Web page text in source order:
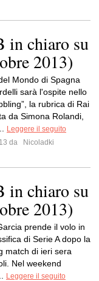
in chiaro su
2013)
Mondo di Spagna
sarà l'ospite nello
la rubrica di Rai
da Simona Rolandi,
Leggere il seguito
da
Nicoladki
in chiaro su
2013)
prende il volo in
di Serie A dopo la
match di ieri sera
Nel weekend
Leggere il seguito